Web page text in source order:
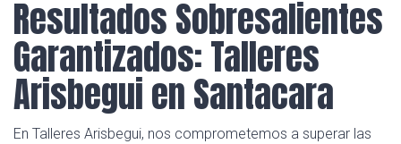
Resultados Sobresalientes
Garantizados: Talleres
Arisbegui en Santacara
En Talleres Arisbegui, nos comprometemos a superar las